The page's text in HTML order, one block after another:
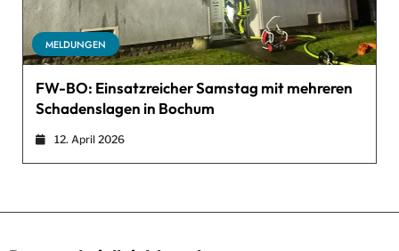
MELDUNGEN
FW-BO: Einsatzreicher Samstag mit mehreren
Schadenslagen in Bochum
12. April 2026